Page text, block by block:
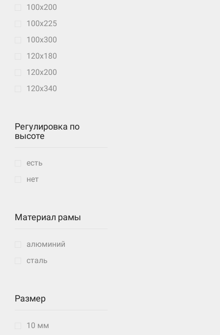
100х200
100х225
100х300
120х180
120х200
120х340
Регулировка по
высоте
есть
нет
Материал рамы
алюминий
сталь
Размер
10 мм